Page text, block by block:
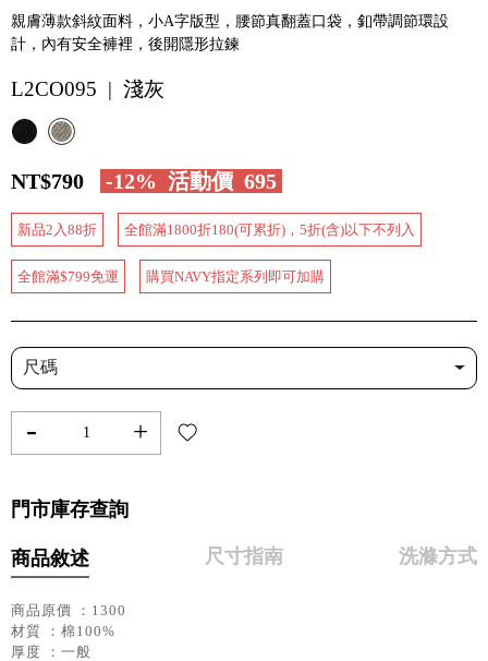
親膚薄款斜紋面料，小A字版型，腰節真翻蓋口袋，釦帶調節環設
計，內有安全褲裡，後開隱形拉鍊
L2CO095 | 淺灰
NT$790 -12% 活動價 695
新品2入88折 全館滿1800折180(可累折)，5折(含)以下不列入
全館滿$799免運 購買NAVY指定系列即可加購
尺碼
- +
門市庫存查詢
商品敘述 尺寸指南 洗滌方式
商品原價 ：1300
材質 ：棉100%
厚度 ：一般